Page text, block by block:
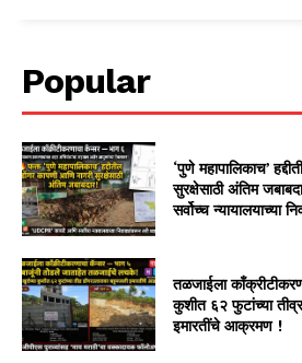
Popular
‘पुणे महापालिकाच’
सुरक्षेसाठी अंतिम
सर्वोच्च न्यायालयाच्या
तळजाईला
कुशीत ६२ फुटांच्या
इमारतींचे आक्रमण !